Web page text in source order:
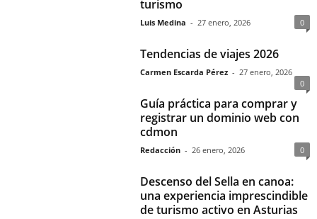
turismo
Luis Medina - 27 enero, 2026 0
Tendencias de viajes 2026
Carmen Escarda Pérez - 27 enero, 2026
0
Guía práctica para comprar y
registrar un dominio web con
cdmon
Redacción - 26 enero, 2026 0
Descenso del Sella en canoa:
una experiencia imprescindible
de turismo activo en Asturias